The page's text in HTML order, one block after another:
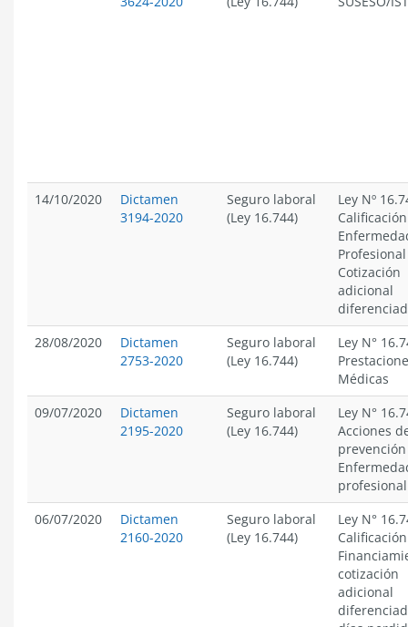
14/10/2020
Dictamen
3194-2020
Seguro laboral
(Ley 16.744)
Ley Nº
Profesional
Cotización
adicional
28/08/2020
Dictamen
2753-2020
Seguro laboral
(Ley 16.744)
Ley N°
Médicas
09/07/2020
Dictamen
2195-2020
Seguro laboral
(Ley 16.744)
Ley N°
Acciones
prevención
profesional
06/07/2020
Dictamen
2160-2020
Seguro laboral
(Ley 16.744)
Ley N°
Calificación
cotización
adicional